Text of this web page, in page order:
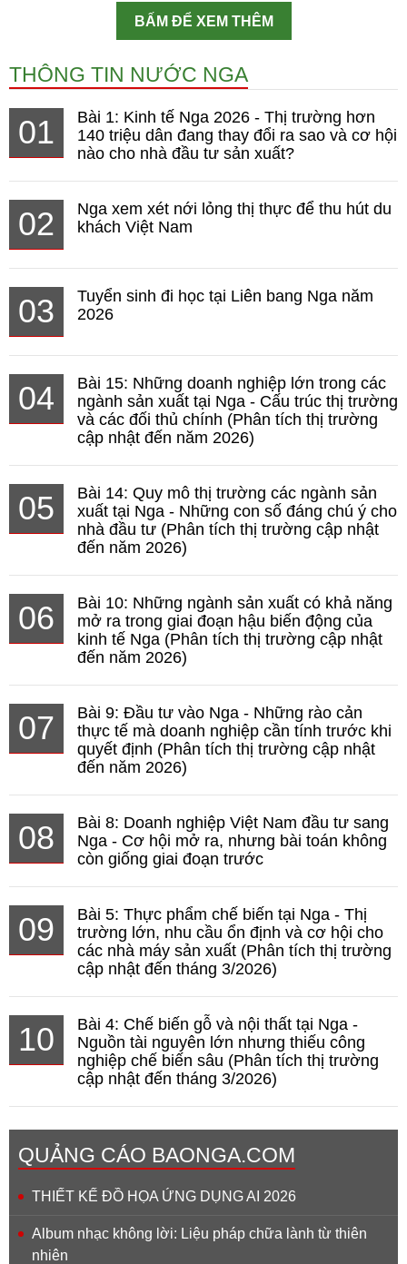
BẤM ĐỂ XEM THÊM
THÔNG TIN NƯỚC NGA
01
Bài 1: Kinh tế Nga 2026 - Thị trường hơn
140 triệu dân đang thay đổi ra sao và cơ hội
nào cho nhà đầu tư sản xuất?
02
Nga xem xét nới lỏng thị thực để thu hút du
khách Việt Nam
03
Tuyển sinh đi học tại Liên bang Nga năm
2026
04
Bài 15: Những doanh nghiệp lớn trong các
ngành sản xuất tại Nga - Cấu trúc thị trường
và các đối thủ chính (Phân tích thị trường
cập nhật đến năm 2026)
05
Bài 14: Quy mô thị trường các ngành sản
xuất tại Nga - Những con số đáng chú ý cho
nhà đầu tư (Phân tích thị trường cập nhật
đến năm 2026)
06
Bài 10: Những ngành sản xuất có khả năng
mở ra trong giai đoạn hậu biến động của
kinh tế Nga (Phân tích thị trường cập nhật
đến năm 2026)
07
Bài 9: Đầu tư vào Nga - Những rào cản
thực tế mà doanh nghiệp cần tính trước khi
quyết định (Phân tích thị trường cập nhật
đến năm 2026)
08
Bài 8: Doanh nghiệp Việt Nam đầu tư sang
Nga - Cơ hội mở ra, nhưng bài toán không
còn giống giai đoạn trước
09
Bài 5: Thực phẩm chế biến tại Nga - Thị
trường lớn, nhu cầu ổn định và cơ hội cho
các nhà máy sản xuất (Phân tích thị trường
cập nhật đến tháng 3/2026)
10
Bài 4: Chế biến gỗ và nội thất tại Nga -
Nguồn tài nguyên lớn nhưng thiếu công
nghiệp chế biến sâu (Phân tích thị trường
cập nhật đến tháng 3/2026)
QUẢNG CÁO BAONGA.COM
THIẾT KẾ ĐỒ HỌA ỨNG DỤNG AI 2026
Album nhạc không lời: Liệu pháp chữa lành từ thiên
nhiên